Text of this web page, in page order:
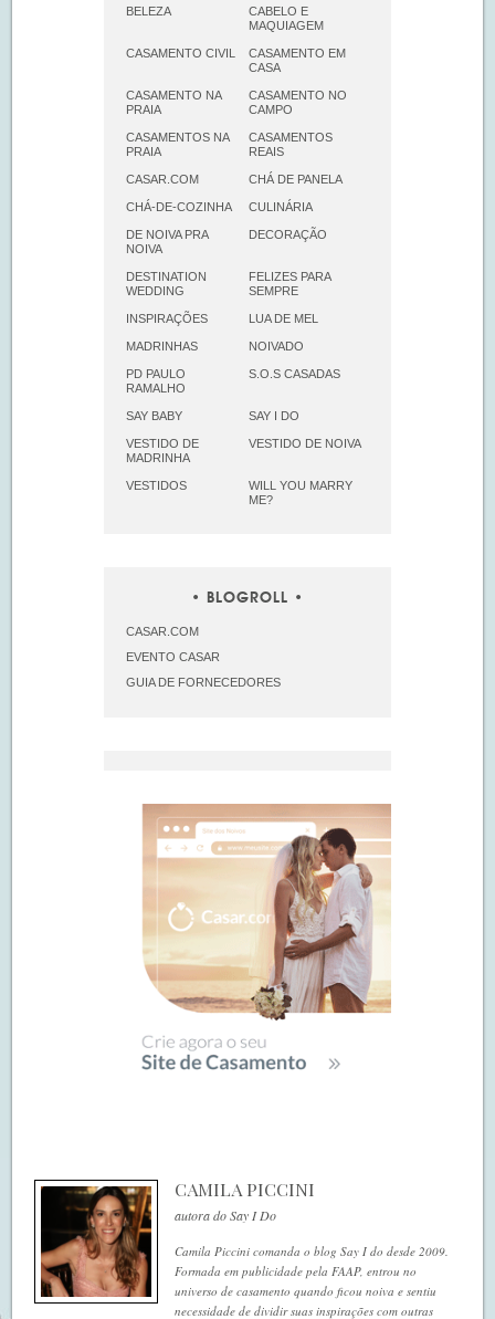
BELEZA
CABELO E
MAQUIAGEM
CASAMENTO CIVIL
CASAMENTO EM
CASA
CASAMENTO NA
PRAIA
CASAMENTO NO
CAMPO
CASAMENTOS NA
PRAIA
CASAMENTOS
REAIS
CASAR.COM CHÁ DE PANELA
CHÁ-DE-COZINHA CULINÁRIA
DE NOIVA PRA
NOIVA
DECORAÇÃO
DESTINATION
WEDDING
FELIZES PARA
SEMPRE
INSPIRAÇÕES LUA DE MEL
MADRINHAS NOIVADO
PD PAULO
RAMALHO
S.O.S CASADAS
SAY BABY SAY I DO
VESTIDO DE
MADRINHA
VESTIDO DE NOIVA
VESTIDOS
WILL YOU MARRY
ME?
BLOGROLL
CASAR.COM
EVENTO CASAR
GUIA DE FORNECEDORES
CAMILA PICCINI
autora do Say I Do
Camila Piccini comanda o blog Say I do desde 2009.
Formada em publicidade pela FAAP, entrou no
universo de casamento quando ficou noiva e sentiu
necessidade de dividir suas inspirações com outras